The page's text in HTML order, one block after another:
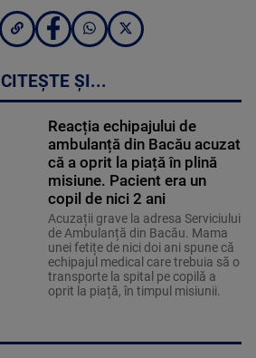
CITEȘTE ȘI...
Reacția echipajului de
ambulanță din Bacău acuzat
că a oprit la piață în plină
misiune. Pacient era un
copil de nici 2 ani
Acuzații grave la adresa Serviciului
de Ambulanță din Bacău. Mama
unei fetițe de nici doi ani spune că
echipajul medical care trebuia să o
transporte la spital pe copilă a
oprit la piață, în timpul misiunii.